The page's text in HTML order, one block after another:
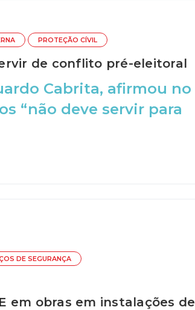
PROTEÇÃO CÍVIL
de conflito pré-eleitoral
Cabrita, afirmou no
“não deve servir para
DE SEGURANÇA
em obras em instalações de